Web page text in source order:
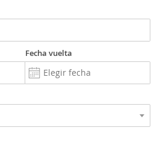
Fecha vuelta